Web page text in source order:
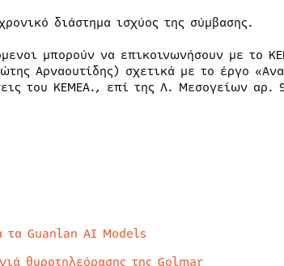
διάστημα ισχύος της σύμβασης.
μπορούν να επικοινωνήσουν με το
Αρναουτίδης) σχετικά με το έργο
του ΚΕΜΕΑ., επί της Λ. Μεσογείων αρ.
Guanlan AI Models
θυροτηλεόρασης της Golmar